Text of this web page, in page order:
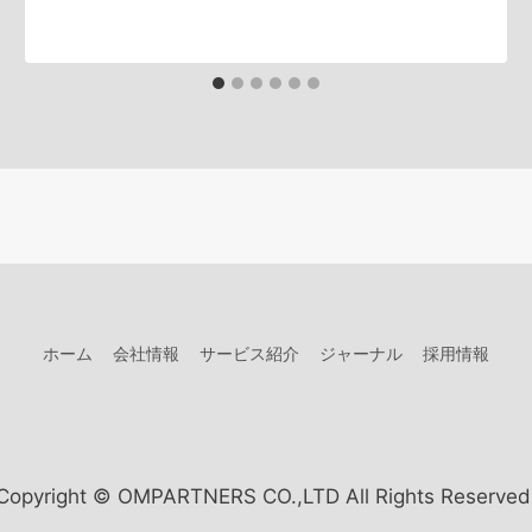
ホーム 会社情報 サービス紹介 ジャーナル 採用情報
© OMPARTNERS CO.,LTD All Rights